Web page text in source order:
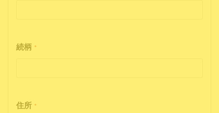
続柄 *
住所 *